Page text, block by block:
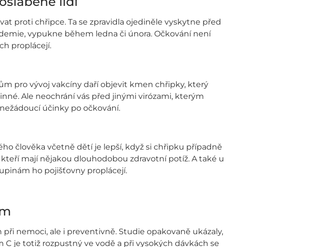
proti chřipce. Ta se zpravidla ojediněle vyskytne před
vypukne během ledna či února. Očkování není
proplácejí.
pro vývoj vakcíny daří objevit kmen chřipky, který
Ale neochrání vás před jinými virózami, kterým
účinky po očkování.
člověka včetně dětí je lepší, když si chřipku případně
mají nějakou dlouhodobou zdravotní potíž. A také u
ho pojišťovny proplácejí.
nemoci, ale i preventivně. Studie opakovaně ukázaly,
je totiž rozpustný ve vodě a při vysokých dávkách se